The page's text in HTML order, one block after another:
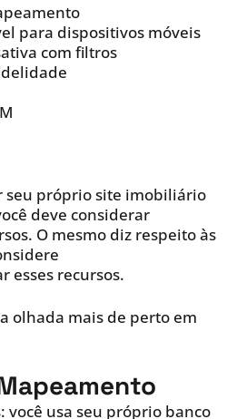
para dispositivos móveis
com filtros
seu próprio site imobiliário
deve considerar
O mesmo diz respeito às
esses recursos.
olhada mais de perto em
você usa seu próprio banco